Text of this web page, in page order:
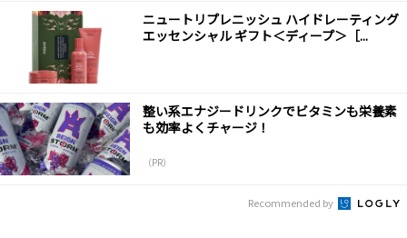
ニュートリプレニッシュ ハイドレーティング
エッセンシャル ギフト＜ディープ＞［...
整い系エナジードリンクでビタミンも栄養素
も効率よくチャージ！
（PR）
Recommended by